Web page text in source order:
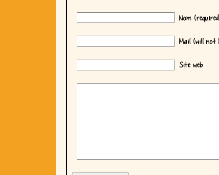
Nom (required)
Mail (will not
Site web